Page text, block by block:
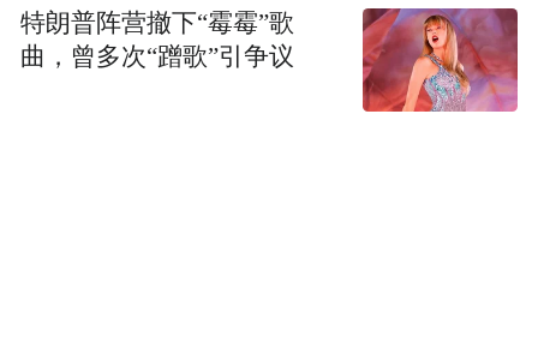
特朗普阵营撤下“霉霉”歌
曲，曾多次“蹭歌”引争议